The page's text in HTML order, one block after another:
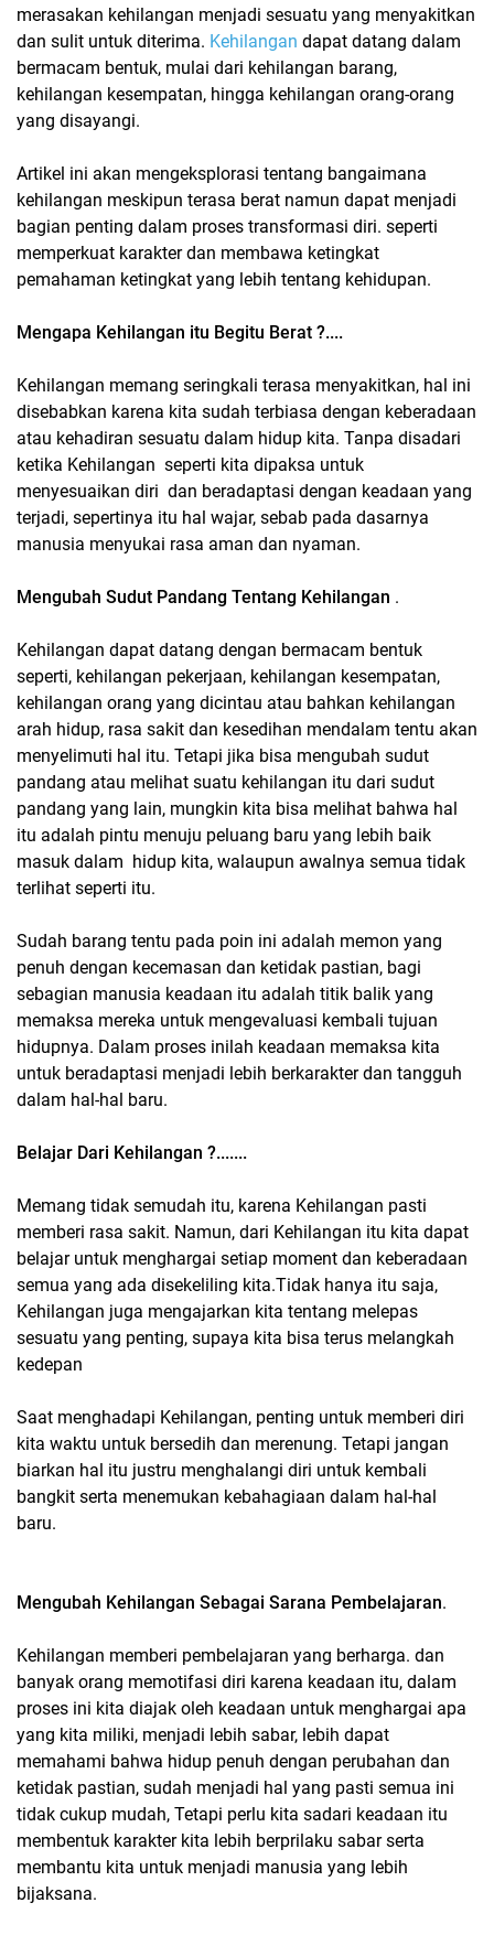
merasakan kehilangan menjadi sesuatu yang menyakitkan
dan sulit untuk diterima. Kehilangan dapat datang dalam
bermacam bentuk, mulai dari kehilangan barang,
kehilangan kesempatan, hingga kehilangan orang-orang
yang disayangi.
Artikel ini akan mengeksplorasi tentang bangaimana
kehilangan meskipun terasa berat namun dapat menjadi
bagian penting dalam proses transformasi diri. seperti
memperkuat karakter dan membawa ketingkat
pemahaman ketingkat yang lebih tentang kehidupan.
Mengapa Kehilangan itu Begitu Berat ?....
Kehilangan memang seringkali terasa menyakitkan, hal ini
disebabkan karena kita sudah terbiasa dengan keberadaan
atau kehadiran sesuatu dalam hidup kita. Tanpa disadari
ketika Kehilangan seperti kita dipaksa untuk
menyesuaikan diri dan beradaptasi dengan keadaan yang
terjadi, sepertinya itu hal wajar, sebab pada dasarnya
manusia menyukai rasa aman dan nyaman.
Mengubah Sudut Pandang Tentang Kehilangan .
Kehilangan dapat datang dengan bermacam bentuk
seperti, kehilangan pekerjaan, kehilangan kesempatan,
kehilangan orang yang dicintau atau bahkan kehilangan
arah hidup, rasa sakit dan kesedihan mendalam tentu akan
menyelimuti hal itu. Tetapi jika bisa mengubah sudut
pandang atau melihat suatu kehilangan itu dari sudut
pandang yang lain, mungkin kita bisa melihat bahwa hal
itu adalah pintu menuju peluang baru yang lebih baik
masuk dalam hidup kita, walaupun awalnya semua tidak
terlihat seperti itu.
Sudah barang tentu pada poin ini adalah memon yang
penuh dengan kecemasan dan ketidak pastian, bagi
sebagian manusia keadaan itu adalah titik balik yang
memaksa mereka untuk mengevaluasi kembali tujuan
hidupnya. Dalam proses inilah keadaan memaksa kita
untuk beradaptasi menjadi lebih berkarakter dan tangguh
dalam hal-hal baru.
Belajar Dari Kehilangan ?.......
Memang tidak semudah itu, karena Kehilangan pasti
memberi rasa sakit. Namun, dari Kehilangan itu kita dapat
belajar untuk menghargai setiap moment dan keberadaan
semua yang ada disekeliling kita.Tidak hanya itu saja,
Kehilangan juga mengajarkan kita tentang melepas
sesuatu yang penting, supaya kita bisa terus melangkah
kedepan
Saat menghadapi Kehilangan, penting untuk memberi diri
kita waktu untuk bersedih dan merenung. Tetapi jangan
biarkan hal itu justru menghalangi diri untuk kembali
bangkit serta menemukan kebahagiaan dalam hal-hal
baru.
Mengubah Kehilangan Sebagai Sarana Pembelajaran.
Kehilangan memberi pembelajaran yang berharga. dan
banyak orang memotifasi diri karena keadaan itu, dalam
proses ini kita diajak oleh keadaan untuk menghargai apa
yang kita miliki, menjadi lebih sabar, lebih dapat
memahami bahwa hidup penuh dengan perubahan dan
ketidak pastian, sudah menjadi hal yang pasti semua ini
tidak cukup mudah, Tetapi perlu kita sadari keadaan itu
membentuk karakter kita lebih berprilaku sabar serta
membantu kita untuk menjadi manusia yang lebih
bijaksana.